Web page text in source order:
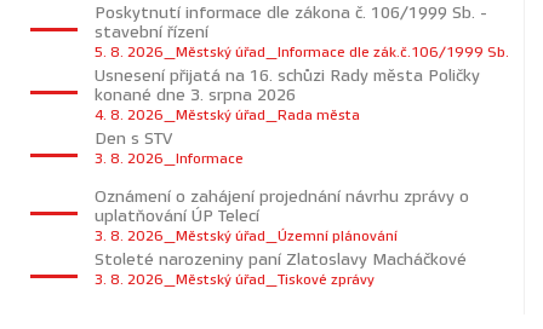
Poskytnutí informace dle zákona č. 106/1999 Sb. -
stavební řízení
5. 8. 2026_Městský úřad_Informace dle zák.č.106/1999 Sb.
Usnesení přijatá na 16. schůzi Rady města Poličky
konané dne 3. srpna 2026
4. 8. 2026_Městský úřad_Rada města
Den s STV
3. 8. 2026_Informace
Oznámení o zahájení projednání návrhu zprávy o
uplatňování ÚP Telecí
3. 8. 2026_Městský úřad_Územní plánování
Stoleté narozeniny paní Zlatoslavy Macháčkové
3. 8. 2026_Městský úřad_Tiskové zprávy